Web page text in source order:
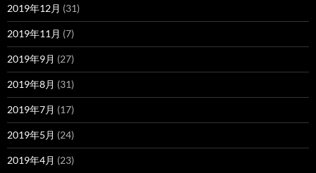
2019年12月 (31)
2019年11月 (7)
2019年9月 (27)
2019年8月 (31)
2019年7月 (17)
2019年5月 (24)
2019年4月 (23)